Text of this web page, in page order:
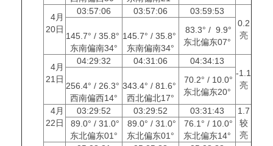
4月
20日
03:57:06 03:57:06
03:59:53
0.2
亮
145.7° / 35.8°
东南偏南34°
145.7° / 35.8°
东南偏南34°
83.3° / 9.9°
东北偏东07°
4月
21日
04:29:32 04:31:06
04:34:13
-1.1
亮
256.4° / 26.3°
西南偏西14°
343.4° / 81.6°
西北偏北17°
70.2° / 10.0°
东北偏东20°
4月
22日
03:29:52 03:29:52 03:31:43
1.7
较
亮
89.0° / 31.0°
东北偏东01°
89.0° / 31.0°
东北偏东01°
76.1° / 10.0°
东北偏东14°